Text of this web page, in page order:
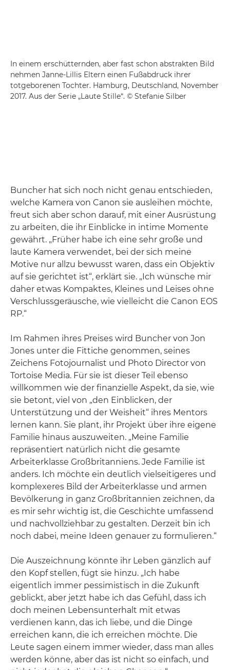
In einem erschütternden, aber fast schon abstrakten Bild
nehmen Janne-Lillis Eltern einen Fußabdruck ihrer
totgeborenen Tochter. Hamburg, Deutschland, November
2017. Aus der Serie „Laute Stille“. © Stefanie Silber
Buncher hat sich noch nicht genau entschieden,
welche Kamera von Canon sie ausleihen möchte,
freut sich aber schon darauf, mit einer Ausrüstung
zu arbeiten, die ihr Einblicke in intime Momente
gewährt. „Früher habe ich eine sehr große und
laute Kamera verwendet, bei der sich meine
Motive nur allzu bewusst waren, dass ein Objektiv
auf sie gerichtet ist“, erklärt sie. „Ich wünsche mir
daher etwas Kompaktes, Kleines und Leises ohne
Verschlussgeräusche, wie vielleicht die Canon EOS
RP.“
Im Rahmen ihres Preises wird Buncher von Jon
Jones unter die Fittiche genommen, seines
Zeichens Fotojournalist und Photo Director von
Tortoise Media. Für sie ist dieser Teil ebenso
willkommen wie der finanzielle Aspekt, da sie, wie
sie betont, viel von „den Einblicken, der
Unterstützung und der Weisheit“ ihres Mentors
lernen kann. Sie plant, ihr Projekt über ihre eigene
Familie hinaus auszuweiten. „Meine Familie
repräsentiert natürlich nicht die gesamte
Arbeiterklasse Großbritanniens. Jede Familie ist
anders. Ich möchte ein deutlich vielseitigeres und
komplexeres Bild der Arbeiterklasse und armen
Bevölkerung in ganz Großbritannien zeichnen, da
es mir sehr wichtig ist, die Geschichte umfassend
und nachvollziehbar zu gestalten. Derzeit bin ich
noch dabei, meine Ideen genauer zu formulieren.“
Die Auszeichnung könnte ihr Leben gänzlich auf
den Kopf stellen, fügt sie hinzu. „Ich habe
eigentlich immer pessimistisch in die Zukunft
geblickt, aber jetzt habe ich das Gefühl, dass ich
doch meinen Lebensunterhalt mit etwas
verdienen kann, das ich liebe, und die Dinge
erreichen kann, die ich erreichen möchte. Die
Leute sagen einem immer wieder, dass man alles
werden könne, aber das ist nicht so einfach, und